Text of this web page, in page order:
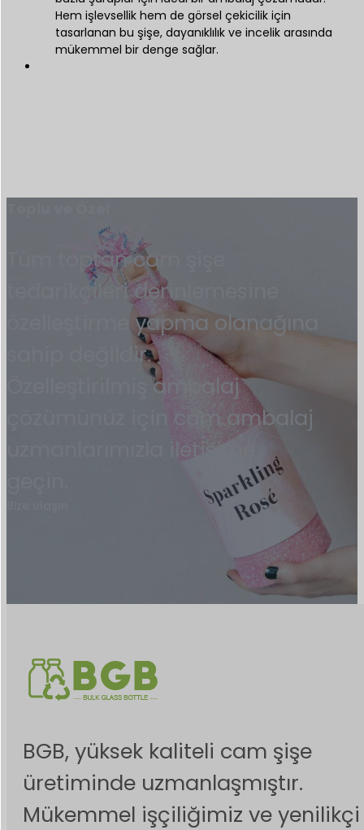
Hem işlevsellik hem de görsel çekicilik için
tasarlanan bu şişe, dayanıklılık ve incelik arasında
mükemmel bir denge sağlar.
Tüm toptan cam şişe
tedarikçileri derinlemesine
özelleştirme yapma olanağına
sahip değildir.
Özelleştirilmiş ambalaj
çözümünüz için cam ambalaj
uzmanlarımızla iletişime
BGB, yüksek kaliteli cam şişe
üretiminde uzmanlaşmıştır.
Mükemmel işçiliğimiz ve yenilikçi